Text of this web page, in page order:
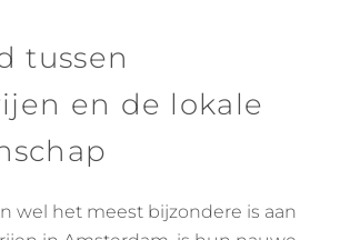
tussen
en de lokale
wel het meest bijzondere is aan